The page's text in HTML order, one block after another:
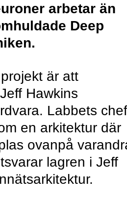
arbetar än
Deep
är att
Hawkins
Labbets chef
en arkitektur där
ovanpå
lagren i Jeff